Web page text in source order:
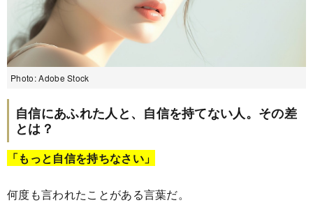
Photo: Adobe Stock
自信にあふれた人と、自信を持てない人。その差
とは？
「もっと自信を持ちなさい」
何度も言われたことがある言葉だ。